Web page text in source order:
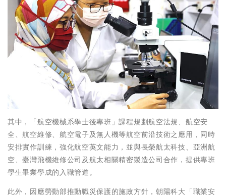
其中，「航空機械系學士後專班」課程規劃航空法規、航空安
全、航空維修、航空電子及無人機等航空前沿技術之應用，同時
安排實作訓練，強化航空英文能力，並與長榮航太科技、亞洲航
空、臺灣飛機維修公司及航太相關精密製造公司合作，提供專班
學生畢業學成的入職管道。
此外，因應勞動部推動職災保護的施政方針，朝陽科大「職業安